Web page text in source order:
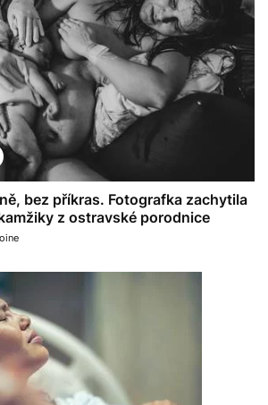
bez příkras. Fotografka zachytila
z ostravské porodnice